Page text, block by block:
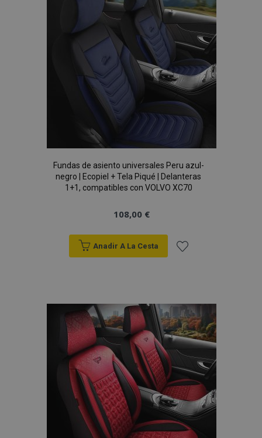
de
Deseos
Fundas de asiento universales Peru azul-
negro | Ecopiel + Tela Piqué | Delanteras
1+1, compatibles con VOLVO XC70
108,00 €
Anadir A La Cesta
Lista
de
Deseos